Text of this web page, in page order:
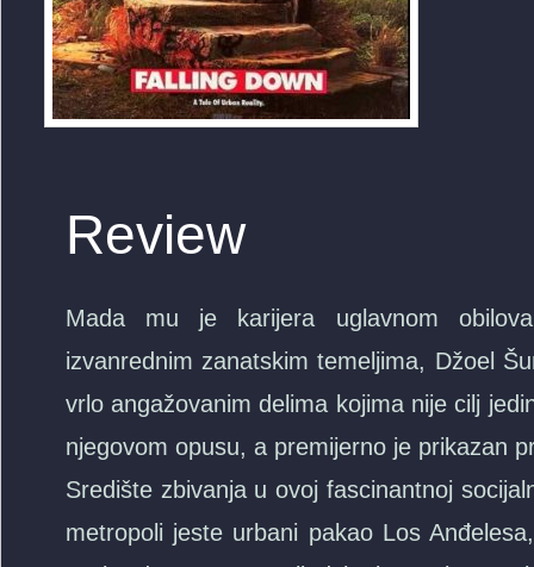
Review
Mada mu je karijera uglavnom
izvanrednim zanatskim temeljima, Džoel
vrlo angažovanim delima kojima nije cilj
njegovom opusu, a premijerno je prikazan
Središte zbivanja u ovoj fascinantnoj
metropoli jeste urbani pakao Los